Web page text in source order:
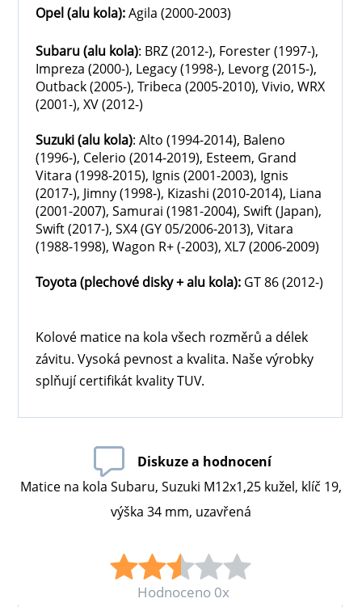
Opel(alu kola):Agila (2000-2003)
Subaru(alu kola): BRZ (2012-), Forester (1997-),
Impreza (2000-), Legacy (1998-), Levorg (2015-),
Outback (2005-), Tribeca (2005-2010), Vivio, WRX
(2001-), XV (2012-)
Suzuki(alu kola): Alto (1994-2014), Baleno
(1996-), Celerio (2014-2019), Esteem, Grand
Vitara (1998-2015), Ignis (2001-2003), Ignis
(2017-), Jimny (1998-), Kizashi (2010-2014), Liana
(2001-2007), Samurai (1981-2004), Swift (Japan),
Swift (2017-), SX4 (GY 05/2006-2013), Vitara
(1988-1998), Wagon R+ (-2003), XL7 (2006-2009)
Toyota(plechové disky + alu kola):GT 86 (2012-)
Kolové matice na kola všech rozměrů a délek
závitu. Vysoká pevnost a kvalita. Naše výrobky
splňují certifikát kvality TUV.
Diskuze a hodnocení
Matice na kola Subaru, Suzuki M12x1,25 kužel, klíč 19,
výška 34 mm, uzavřená
Hodnoceno 0x